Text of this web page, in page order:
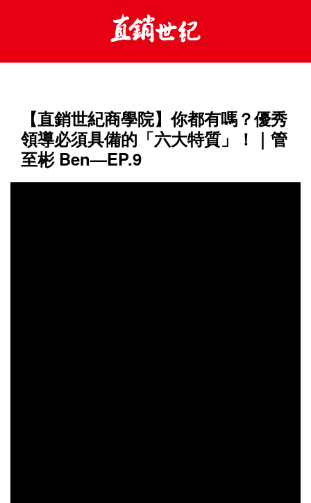
【直銷世紀商學院】你都有嗎？優秀
領導必須具備的「六大特質」！｜管
至彬 Ben—EP.9